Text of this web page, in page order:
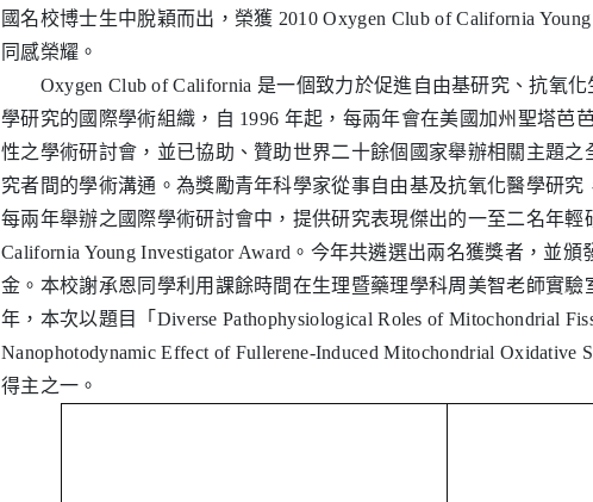
國名校博士生中脫穎而出，榮獲 2010 Oxygen Club of California
同感榮耀。
Oxygen Club of California 是一個致力於促進自由基研究、抗氧化
學研究的國際學術組織，自 1996 年起，每兩年會在美國加州聖塔芭
性之學術研討會，並已協助、贊助世界二十餘個國家舉辦相關主題之
究者間的學術溝通。為獎勵青年科學家從事自由基及抗氧化醫學研究
每兩年舉辦之國際學術研討會中，提供研究表現傑出的一至二名年輕
California Young Investigator Award。今年共遴選出兩名獲獎者，並
金。本校謝承恩同學利用課餘時間在生理暨藥理學科周美智老師實驗
年，本次以題目「Diverse Pathophysiological Roles of Mitochondrial
Nanophotodynamic Effect of Fullerene-Induced Mitochondrial Oxidative
得主之一。